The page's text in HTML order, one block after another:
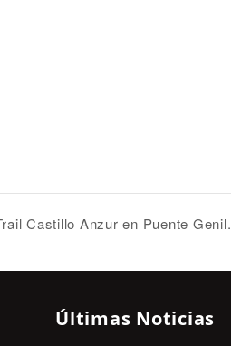
Castillo Anzur en Puente Genil.
Últimas Noticias